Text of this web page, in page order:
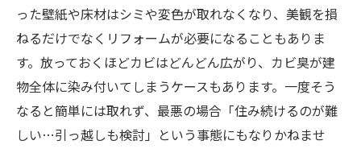
った壁紙や床材はシミや変色が取れなくなり、美観を損
ねるだけでなくリフォームが必要になることもありま
す。放っておくほどカビはどんどん広がり、カビ臭が建
物全体に染み付いてしまうケースもあります。一度そう
なると簡単には取れず、最悪の場合「住み続けるのが難
しい…引っ越しも検討」という事態にもなりかねませ